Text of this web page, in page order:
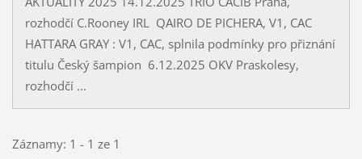
rozhodčí C.Rooney IRL QAIRO DE PICHERA, V1, CAC
HATTARA GRAY : V1, CAC, splnila podmínky pro přiznání
titulu Český šampion 6.12.2025 OKV Praskolesy,
rozhodčí ...
Záznamy: 1 - 1 ze 1